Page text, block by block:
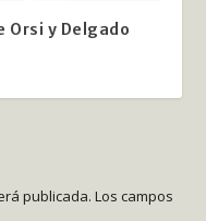
Orsi y Delgado
publicada. Los campos